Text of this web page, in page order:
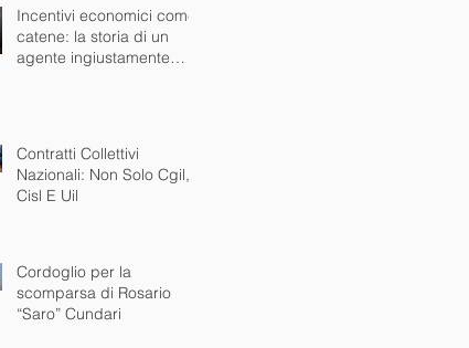
Incentivi economici come
catene: la storia di un
agente ingiustamente
Contratti Collettivi
Nazionali: Non Solo Cgil,
Cisl E Uil
Cordoglio per la
scomparsa di Rosario
“Saro” Cundari